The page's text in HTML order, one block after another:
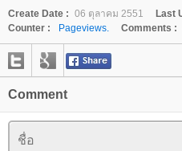
Create Date : 06 ตุลาคม 2551 Last
Counter :
Pageviews. Comments :
Comment